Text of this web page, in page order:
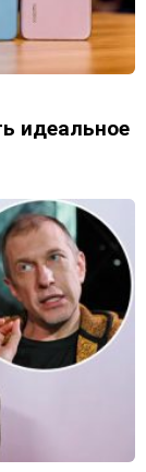
идеальное